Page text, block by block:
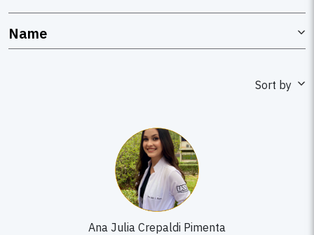
Name
Sort by
Ana Julia Crepaldi Pimenta